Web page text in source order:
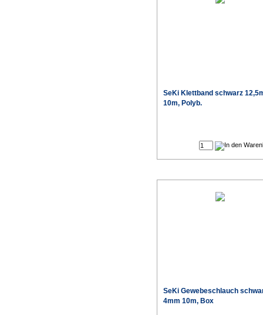
SeKi Klettband schwarz
10m, Polyb.
SeKi Gewebeschlauch
4mm 10m, Box